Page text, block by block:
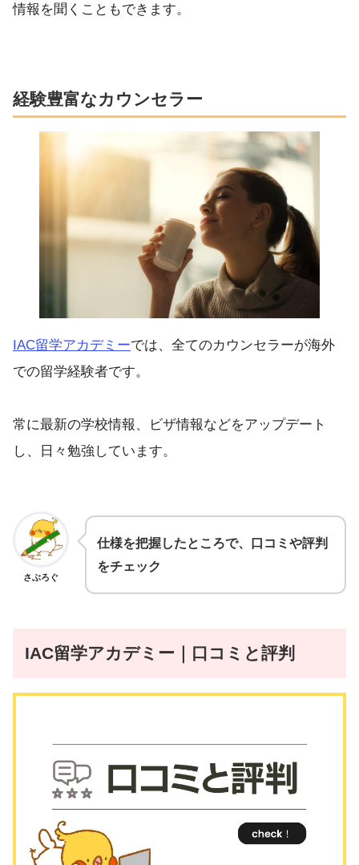
情報を聞くこともできます。
経験豊富なカウンセラー
IAC留学アカデミーでは、全てのカウンセラーが海外
での留学経験者です。
常に最新の学校情報、ビザ情報などをアップデート
し、日々勉強しています。
さぶろぐ
仕様を把握したところで、口コミや評判
をチェック
IAC留学アカデミー ｜口コミと評判